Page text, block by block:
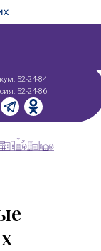
52-24-84
52-24-86